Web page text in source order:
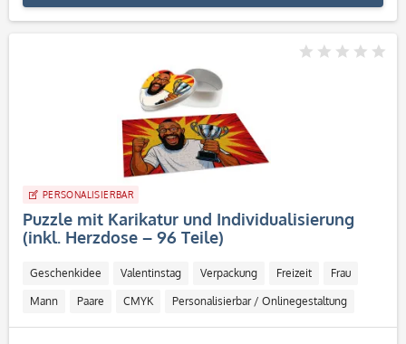
PERSONALISIERBAR
Puzzle mit Karikatur und Individualisierung
(inkl. Herzdose – 96 Teile)
Geschenkidee Valentinstag Verpackung Freizeit Frau
Mann Paare CMYK Personalisierbar / Onlinegestaltung